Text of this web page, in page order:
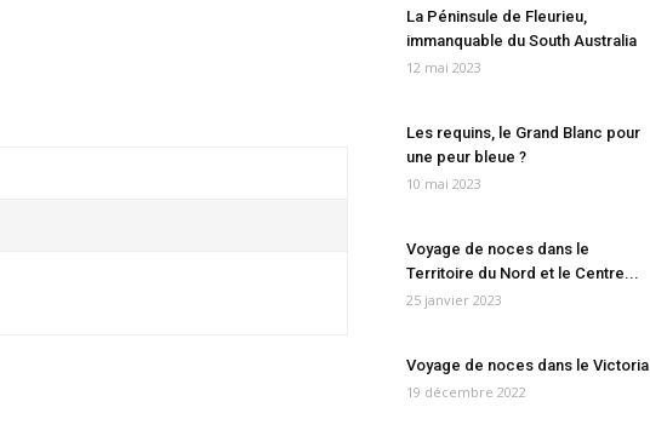
La Péninsule de Fleurieu,
immanquable du South Australia
12 mai 2023
Les requins, le Grand Blanc pour
une peur bleue ?
10 mai 2023
Voyage de noces dans le
Territoire du Nord et le Centre...
25 janvier 2023
Voyage de noces dans le Victoria
19 décembre 2022